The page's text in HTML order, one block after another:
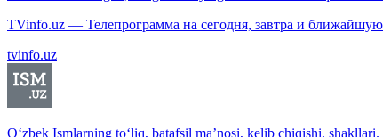
TVinfo.uz — Телепрограмма на сегодня, завтра и
tvinfo.uz
O‘zbek Ismlarning to‘liq, batafsil ma’nosi, kelib chiqishi,